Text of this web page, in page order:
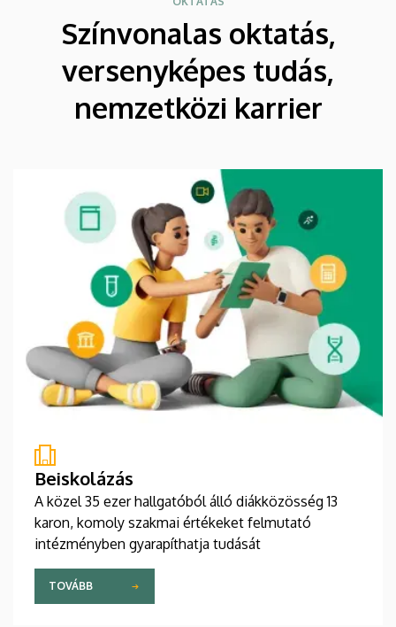
Színvonalas oktatás,
versenyképes tudás,
nemzetközi karrier
Beiskolázás
A közel 35 ezer hallgatóból álló diákközösség 13
karon, komoly szakmai értékeket felmutató
intézményben gyarapíthatja tudását
TOVÁBB